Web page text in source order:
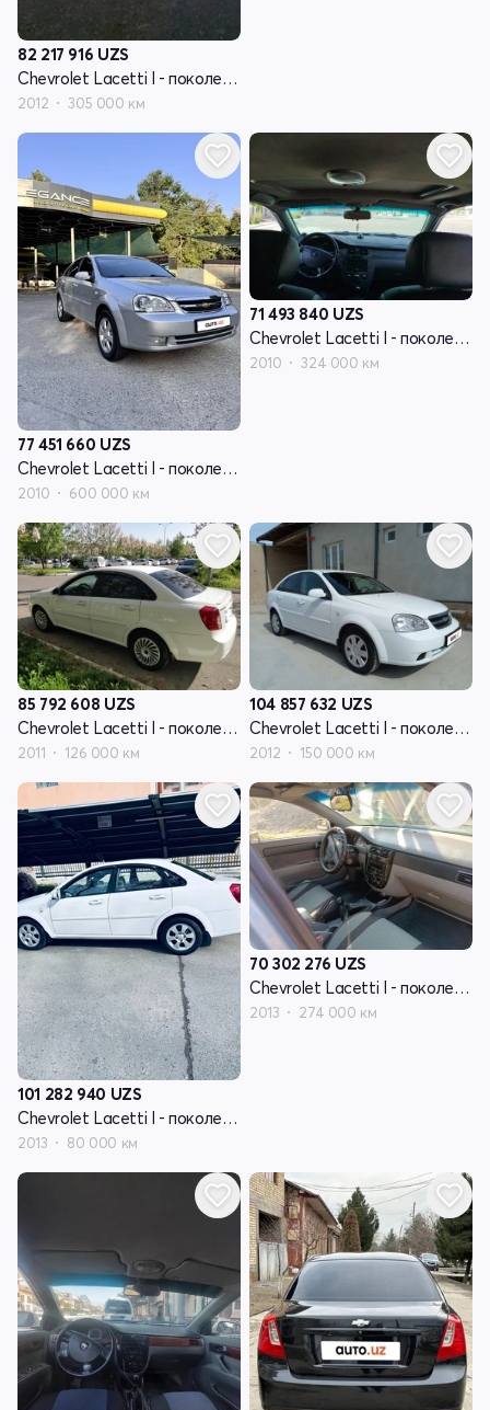
82 217 916 UZS
Chevrolet Lacetti I - поколение
2012 305 000 км
77 451 660 UZS
Chevrolet Lacetti I - поколение
2010 600 000 км
71 493 840 UZS
Chevrolet Lacetti I - поколение
2010 324 000 км
85 792 608 UZS
Chevrolet Lacetti I - поколение
2011 126 000 км
104 857 632 UZS
Chevrolet Lacetti I - поколение
2012 150 000 км
101 282 940 UZS
Chevrolet Lacetti I - поколение
2013 80 000 км
70 302 276 UZS
Chevrolet Lacetti I - поколение
2013 274 000 км